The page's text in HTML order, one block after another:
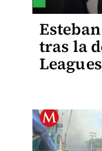
tras la